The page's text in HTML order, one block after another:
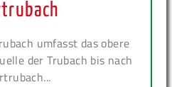
umfasst das obere
der Trubach bis nach